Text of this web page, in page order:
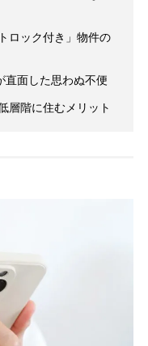
ロック付き」物件の
直面した思わぬ不便
層階に住むメリット